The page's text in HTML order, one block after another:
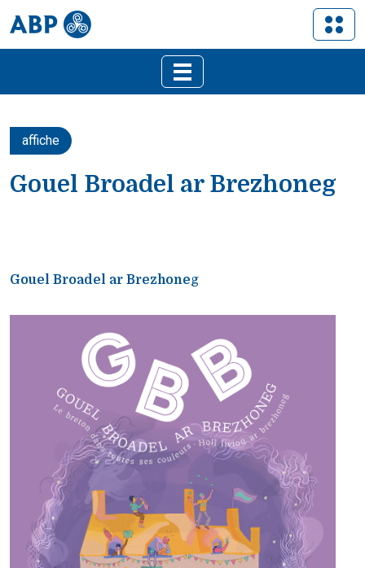
affiche
Gouel Broadel ar Brezhoneg
Gouel Broadel ar Brezhoneg